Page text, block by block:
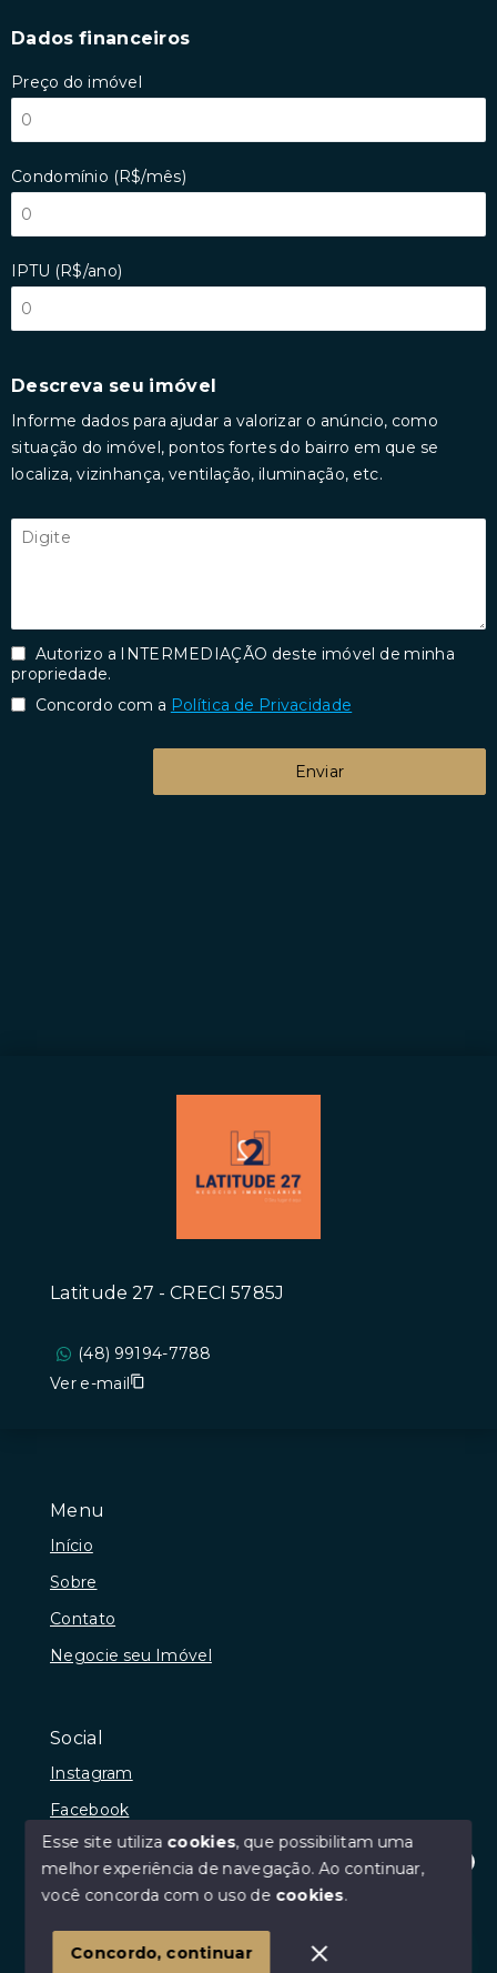
Dados financeiros
Preço do imóvel
Condomínio (R$/mês)
IPTU (R$/ano)
Descreva seu imóvel
Informe dados para ajudar a valorizar o anúncio, como
situação do imóvel, pontos fortes do bairro em que se
localiza, vizinhança, ventilação, iluminação, etc.
Autorizo a INTERMEDIAÇÃO deste imóvel de minha
propriedade.
Concordo com a Política de Privacidade
Enviar
Menu
Início
Sobre
Contato
Negocie seu Imóvel
Social
Instagram
Facebook
© Copyright 2026 - Latitude 27 - CRECI 5785J - Todos
SITE PARA IMOBILIARIA
Latitude 27 - CRECI 5785J
(48) 99194-7788
Ver e-mail
Olá! Estamos disponíveis para te ajudar.
Esse site utiliza cookies, que possibilitam uma
melhor experiência de navegação.Ao continuar,
você concorda com o uso de cookies.
Concordo, continuar